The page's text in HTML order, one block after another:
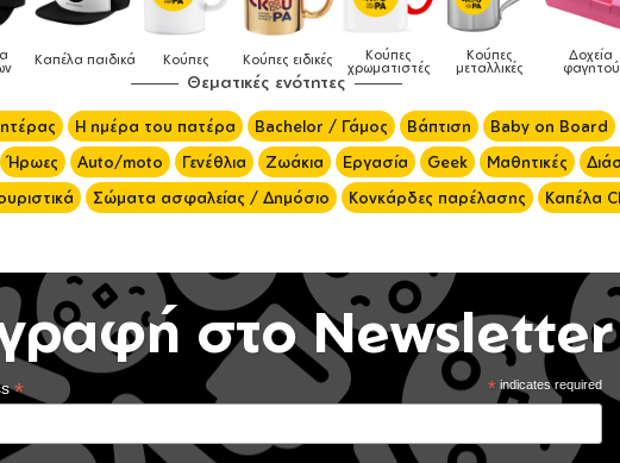
Κούπες ειδικές Κούπες
χρωματιστές
Κούπες
μεταλλικές
Δοχεία
φαγητού Τσάντες Ποδιές
μαγειρικής
Θεματικές ενότητες
Η ημέρα του πατέρα Bachelor / Γάμος Βάπτιση Baby on Board
Ήρωες Auto/moto Γενέθλια Ζωάκια Εργασία Geek Μαθητικές
Σώματα ασφαλείας / Δημόσιο Κονκάρδες παρέλασης Καπέλα
στο Newsletter
*indicates required
*